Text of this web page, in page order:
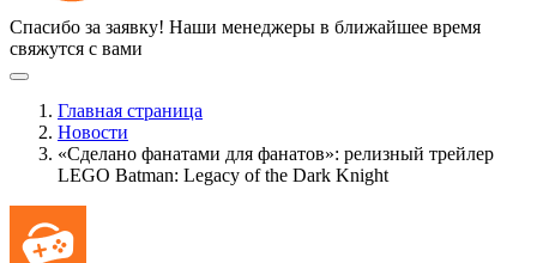
Спасибо за заявку! Наши менеджеры в ближайшее время
свяжутся с вами
Главная страница
Новости
«Сделано фанатами для фанатов»: релизный трейлер
LEGO Batman: Legacy of the Dark Knight